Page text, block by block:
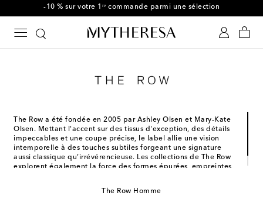
Utilisez le code FIRST10 dès CHF450
The Row a été fondée en 2005 par Ashley Olsen et Mary-Kate
Olsen. Mettant l'accent sur des tissus d'exception, des détails
impeccables et une coupe précise, le label allie une vision
intemporelle à des touches subtiles forgeant une signature
aussi classique qu’irrévérencieuse. Les collections de The Row
explorent également la force des formes épurées, empreintes
The Row Homme